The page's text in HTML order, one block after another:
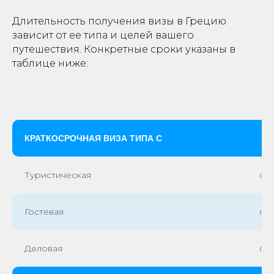
Длительность получения визы в Грецию
зависит от ее типа и целей вашего
путешествия. Конкретные сроки указаны в
таблице ниже:
КРАТКОСРОЧНАЯ ВИЗА ТИПА С
Туристическая от
Гостевая от
Деловая от